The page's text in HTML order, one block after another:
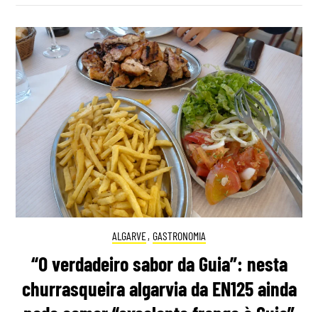
ALGARVE, GASTRONOMIA
“O verdadeiro sabor da Guia”: nesta
churrasqueira algarvia da EN125 ainda